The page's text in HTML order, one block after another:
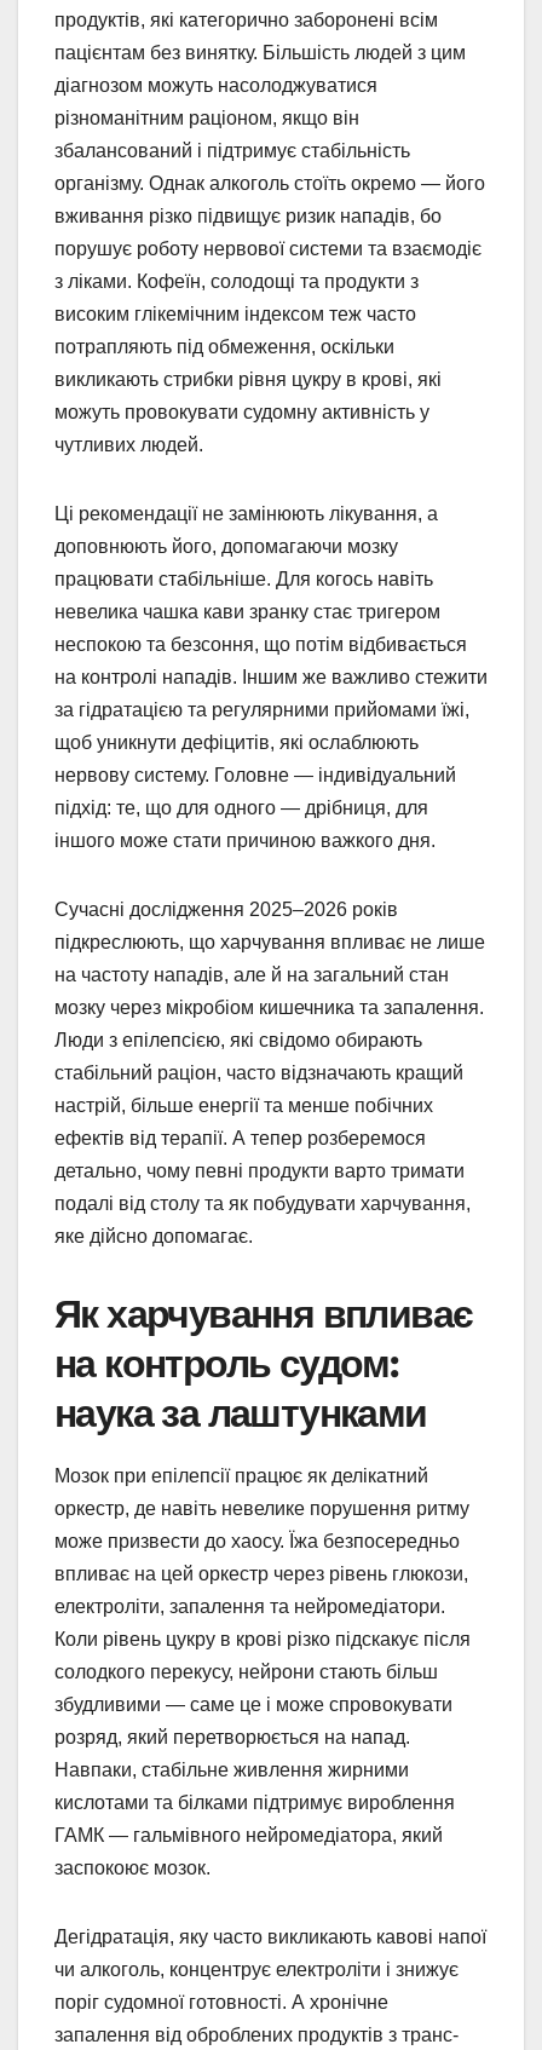
продуктів, які категорично заборонені всім
пацієнтам без винятку. Більшість людей з цим
діагнозом можуть насолоджуватися
різноманітним раціоном, якщо він
збалансований і підтримує стабільність
організму. Однак алкоголь стоїть окремо — його
вживання різко підвищує ризик нападів, бо
порушує роботу нервової системи та взаємодіє
з ліками. Кофеїн, солодощі та продукти з
високим глікемічним індексом теж часто
потрапляють під обмеження, оскільки
викликають стрибки рівня цукру в крові, які
можуть провокувати судомну активність у
чутливих людей.
Ці рекомендації не замінюють лікування, а
доповнюють його, допомагаючи мозку
працювати стабільніше. Для когось навіть
невелика чашка кави зранку стає тригером
неспокою та безсоння, що потім відбивається
на контролі нападів. Іншим же важливо стежити
за гідратацією та регулярними прийомами їжі,
щоб уникнути дефіцитів, які ослаблюють
нервову систему. Головне — індивідуальний
підхід: те, що для одного — дрібниця, для
іншого може стати причиною важкого дня.
Сучасні дослідження 2025–2026 років
підкреслюють, що харчування впливає не лише
на частоту нападів, але й на загальний стан
мозку через мікробіом кишечника та запалення.
Люди з епілепсією, які свідомо обирають
стабільний раціон, часто відзначають кращий
настрій, більше енергії та менше побічних
ефектів від терапії. А тепер розберемося
детально, чому певні продукти варто тримати
подалі від столу та як побудувати харчування,
яке дійсно допомагає.
Як харчування впливає
на контроль судом:
наука за лаштунками
Мозок при епілепсії працює як делікатний
оркестр, де навіть невелике порушення ритму
може призвести до хаосу. Їжа безпосередньо
впливає на цей оркестр через рівень глюкози,
електроліти, запалення та нейромедіатори.
Коли рівень цукру в крові різко підскакує після
солодкого перекусу, нейрони стають більш
збудливими — саме це і може спровокувати
розряд, який перетворюється на напад.
Навпаки, стабільне живлення жирними
кислотами та білками підтримує вироблення
ГАМК — гальмівного нейромедіатора, який
заспокоює мозок.
Дегідратація, яку часто викликають кавові напої
чи алкоголь, концентрує електроліти і знижує
поріг судомної готовності. А хронічне
запалення від оброблених продуктів з транс-